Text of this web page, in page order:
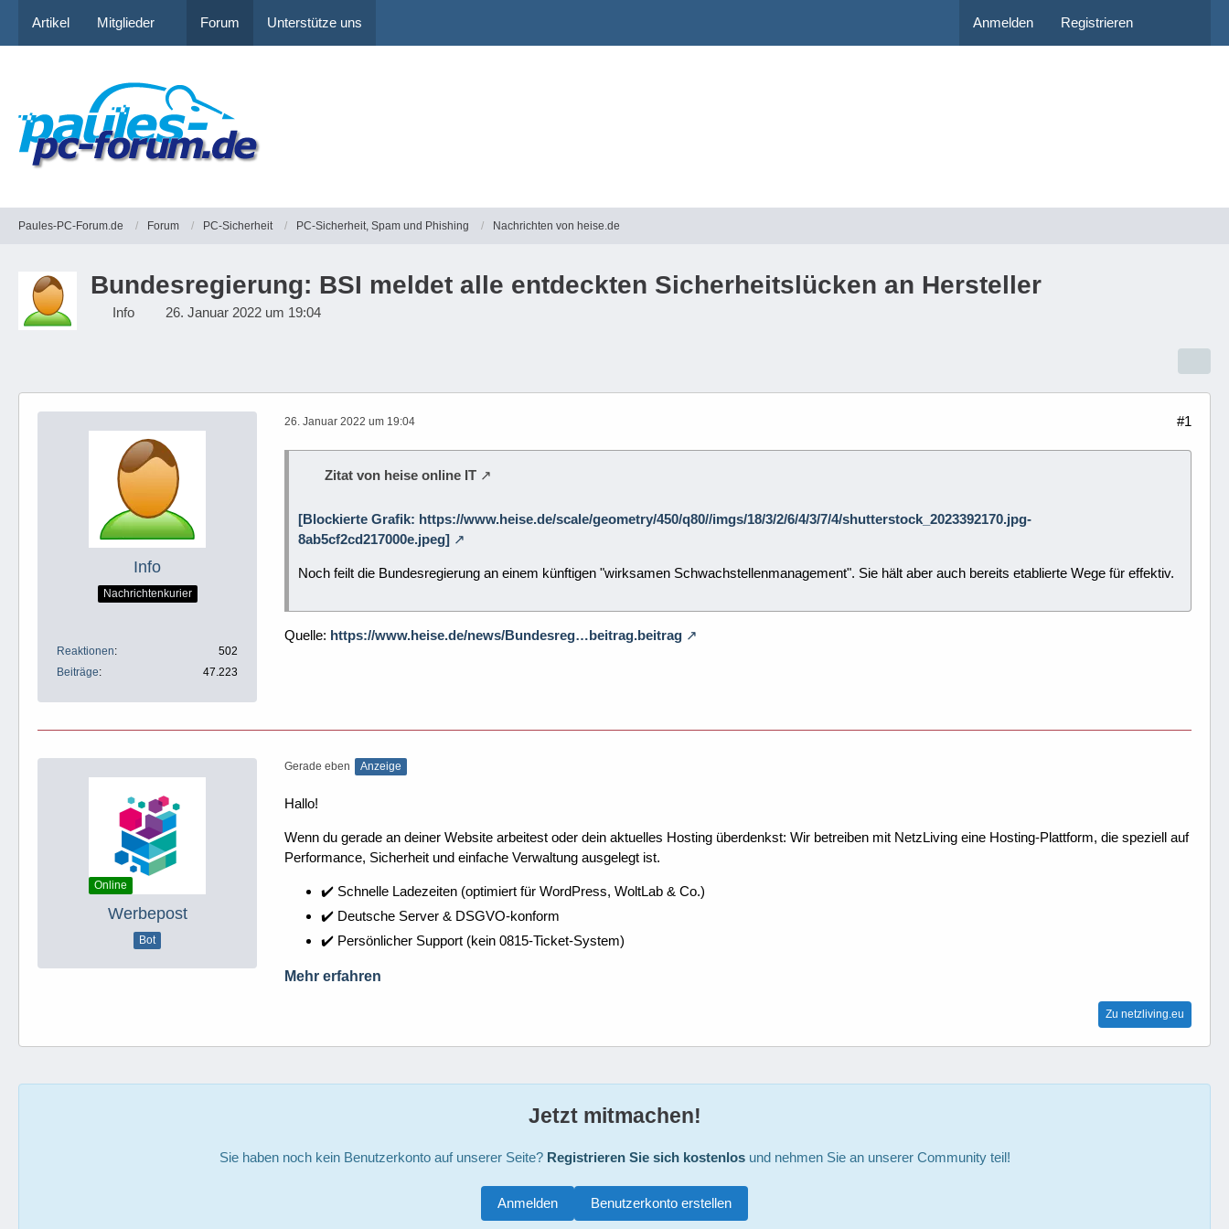
Artikel Mitglieder Forum Unterstütze uns Anmelden Registrieren
Paules-PC-Forum.de Forum PC-Sicherheit PC-Sicherheit, Spam und Phishing Nachrichten von heise.de
Bundesregierung: BSI meldet alle entdeckten Sicherheitslücken an Hersteller
Info 26. Januar 2022 um 19:04
Info
Nachrichtenkurier
Reaktionen
502
Beiträge
47.223
26. Januar 2022 um 19:04 #1
Zitat von heise online IT
[Blockierte Grafik: https://www.heise.de/scale/geometry/450/q80//imgs/18/3/2/6/4/3/7/4/shutterstock_2023392170.jpg-
8ab5cf2cd217000e.jpeg]
Noch feilt die Bundesregierung an einem künftigen "wirksamen Schwachstellenmanagement". Sie hält aber auch bereits etablierte Wege für effektiv.
Quelle: https://www.heise.de/news/Bundesreg…beitrag.beitrag
Online
Werbepost
Bot
Gerade eben Anzeige
Hallo!
Wenn du gerade an deiner Website arbeitest oder dein aktuelles Hosting überdenkst: Wir betreiben mit NetzLiving eine Hosting-Plattform, die speziell auf
Performance, Sicherheit und einfache Verwaltung ausgelegt ist.
✔️ Schnelle Ladezeiten (optimiert für WordPress, WoltLab & Co.)
✔️ Deutsche Server & DSGVO-konform
✔️ Persönlicher Support (kein 0815-Ticket-System)
Mehr erfahren
Zu netzliving.eu
Jetzt mitmachen!
Sie haben noch kein Benutzerkonto auf unserer Seite? Registrieren Sie sich kostenlosund nehmen Sie an unserer Community teil!
Benutzerkonto erstellen
Anmelden